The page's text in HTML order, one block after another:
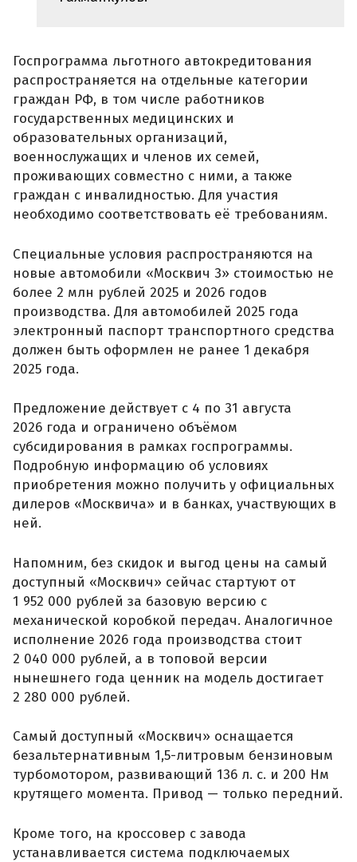
Госпрограмма льготного автокредитования
распространяется на отдельные категории
граждан РФ, в том числе работников
государственных медицинских и
образовательных организаций,
военнослужащих и членов их семей,
проживающих совместно с ними, а также
граждан с инвалидностью. Для участия
необходимо соответствовать её требованиям.
Специальные условия распространяются на
новые автомобили «Москвич 3» стоимостью не
более 2 млн рублей 2025 и 2026 годов
производства. Для автомобилей 2025 года
электронный паспорт транспортного средства
должен быть оформлен не ранее 1 декабря
2025 года.
Предложение действует с 4 по 31 августа
2026 года и ограничено объёмом
субсидирования в рамках госпрограммы.
Подробную информацию об условиях
приобретения можно получить у официальных
дилеров «Москвича» и в банках, участвующих в
ней.
Напомним, без скидок и выгод цены на самый
доступный «Москвич» сейчас стартуют от
1 952 000 рублей за базовую версию с
механической коробкой передач. Аналогичное
исполнение 2026 года производства стоит
2 040 000 рублей, а в топовой версии
нынешнего года ценник на модель достигает
2 280 000 рублей.
Самый доступный «Москвич» оснащается
безальтернативным 1,5-литровым бензиновым
турбомотором, развивающий 136 л. с. и 200 Нм
крутящего момента. Привод — только передний.
Кроме того, на кроссовер с завода
устанавливается система подключаемых